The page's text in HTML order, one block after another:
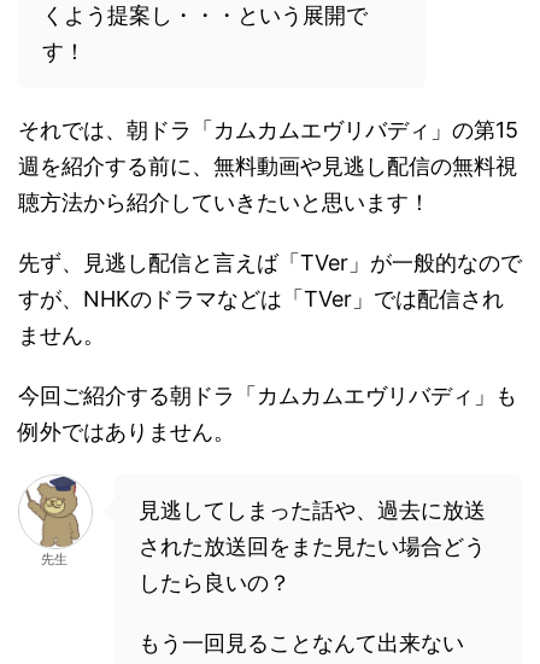
くよう提案し・・・という展開で
す！
それでは、朝ドラ「カムカムエヴリバディ」の第15
週を紹介する前に、無料動画や見逃し配信の無料視
聴方法から紹介していきたいと思います！
先ず、見逃し配信と言えば「TVer」が一般的なので
すが、NHKのドラマなどは「TVer」では配信され
ません。
今回ご紹介する朝ドラ「カムカムエヴリバディ」も
例外ではありません。
先生
見逃してしまった話や、過去に放送
された放送回をまた見たい場合どう
したら良いの？
もう一回見ることなんて出来ない